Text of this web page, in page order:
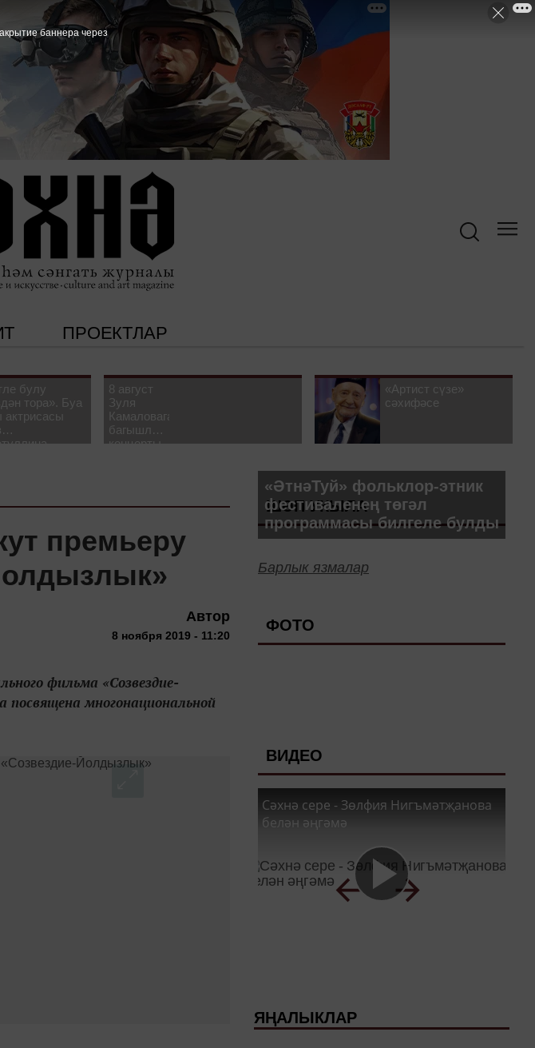
ПРОЕКТЛАР
булу
тора». Буа
актрисасы
8 август
Зуля
Камаловага
багышлау
концерты
«Артист сүзе»
сәхифәсе
премьеру
Автор
8 ноября 2019 - 11:20
фильма «Созвездие-
многонациональной
ШӘП УКЫЛА
«ӘтнәТуй» фольклор-этник
фестиваленең төгәл
программасы билгеле булды
Барлык язмалар
ФОТО
ВИДЕО
Сәхнә сере - Зөлфия Нигъмәтҗанова
белән әңгәмә
ЯҢАЛЫКЛАР
баннера через